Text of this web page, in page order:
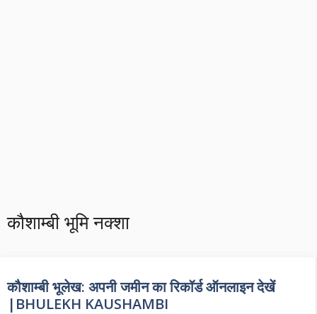
कौशाम्बी भूमि नक्शा
कौशाम्बी भूलेख: अपनी जमीन का रिकॉर्ड ऑनलाइन देखें
|BHULEKH KAUSHAMBI